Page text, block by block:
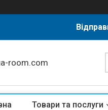
room.com
Товари та послуги